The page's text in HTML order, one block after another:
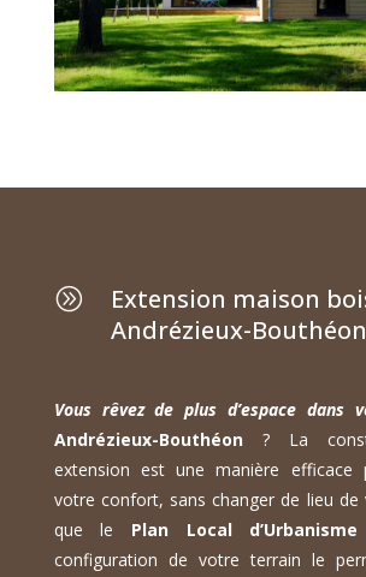
A
Extension maison
Andrézieux-Bouthéon
Vous rêvez de plus d’espace dans
Andrézieux-Bouthéon? La
extension est une manière efficace
votre confort, sans changer de lieu de
que le Plan Local d’Urbanisme
configuration de votre terrain le